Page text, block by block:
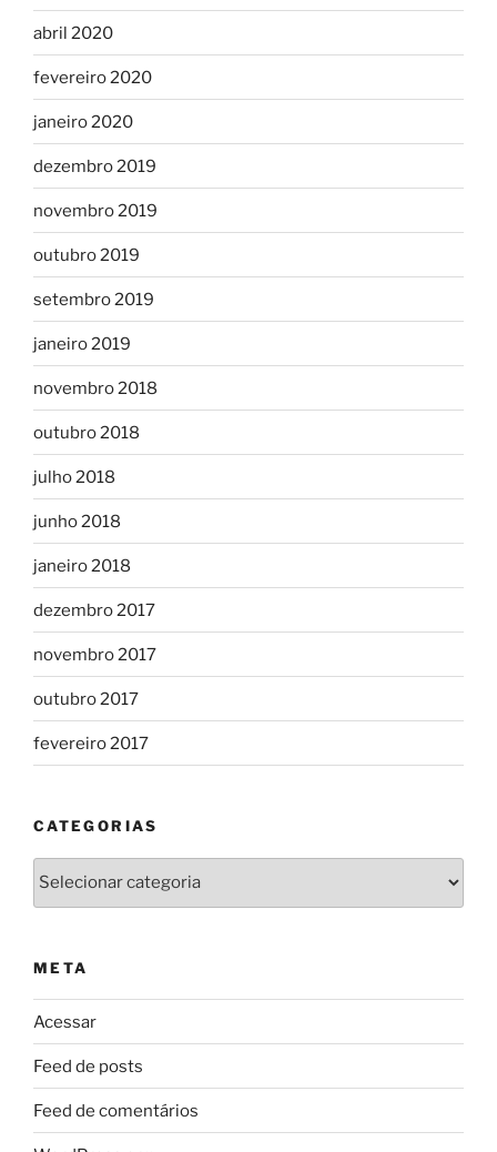
abril 2020
fevereiro 2020
janeiro 2020
dezembro 2019
novembro 2019
outubro 2019
setembro 2019
janeiro 2019
novembro 2018
outubro 2018
julho 2018
junho 2018
janeiro 2018
dezembro 2017
novembro 2017
outubro 2017
fevereiro 2017
CATEGORIAS
Categorias
META
Acessar
Feed de posts
Feed de comentários